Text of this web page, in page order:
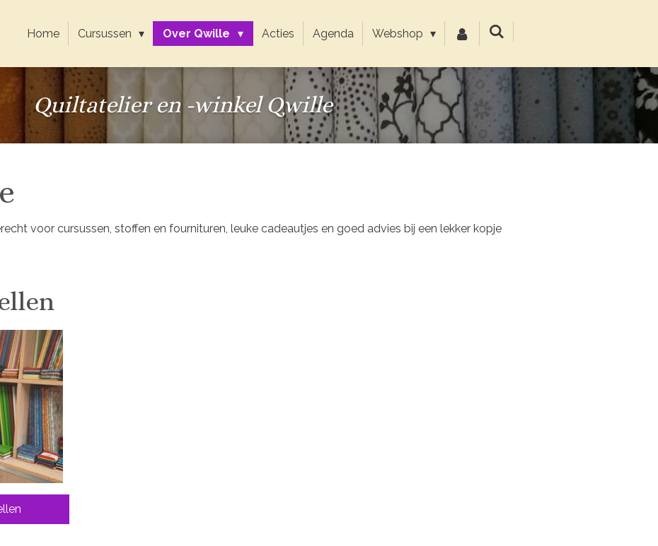
Home Cursussen Over Qwille Acties Agenda Webshop
Quiltatelier en -winkel Qwille
voor cursussen, stoffen en fournituren, leuke cadeautjes en goed advies bij een lekker kopje